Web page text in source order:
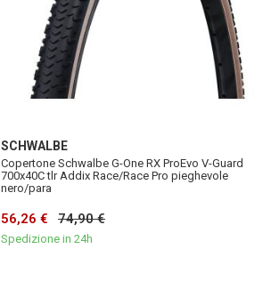
SCHWALBE
Copertone Schwalbe G-One RX ProEvo V-Guard
700x40C tlr Addix Race/Race Pro pieghevole
nero/para
56,26 € 74,90 €
Spedizione in 24h